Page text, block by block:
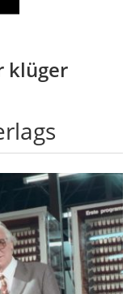
klüger